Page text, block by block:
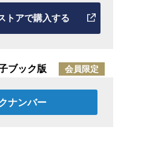
トアで購入する
ブック版 会員限定
ナンバー